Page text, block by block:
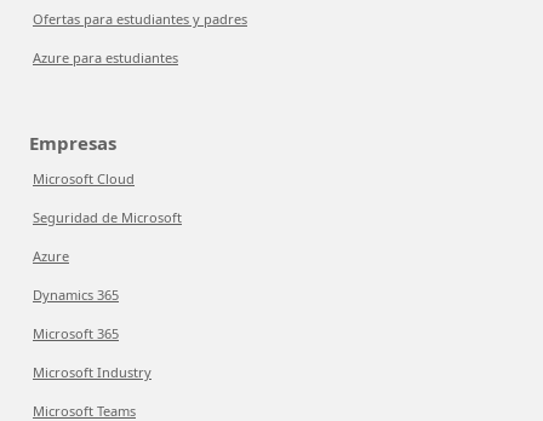
Ofertas para estudiantes y padres
Azure para estudiantes
Empresas
Microsoft Cloud
Seguridad de Microsoft
Azure
Dynamics 365
Microsoft 365
Microsoft Industry
Microsoft Teams